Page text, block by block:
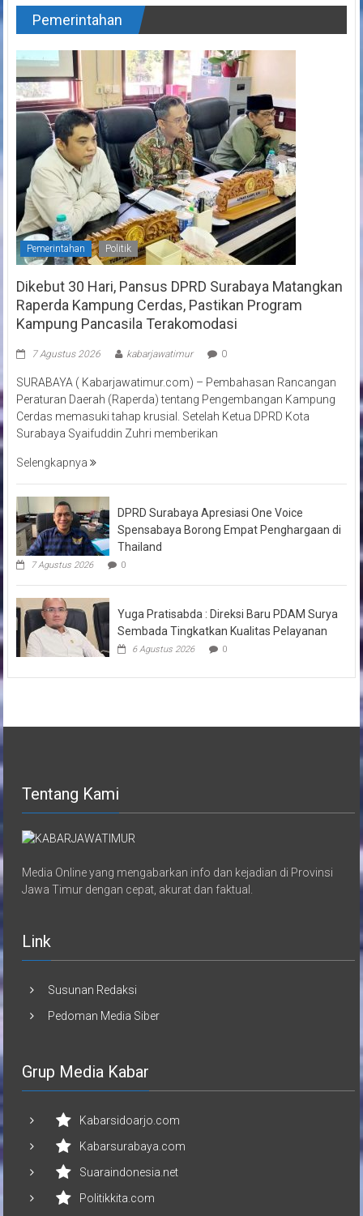
Pemerintahan
Pemerintahan Politik
Dikebut 30 Hari, Pansus DPRD Surabaya Matangkan
Raperda Kampung Cerdas, Pastikan Program
Kampung Pancasila Terakomodasi
7 Agustus 2026 kabarjawatimur 0
SURABAYA ( Kabarjawatimur.com) – Pembahasan Rancangan
Peraturan Daerah (Raperda) tentang Pengembangan Kampung
Cerdas memasuki tahap krusial. Setelah Ketua DPRD Kota
Surabaya Syaifuddin Zuhri memberikan
Selengkapnya
DPRD Surabaya Apresiasi One Voice
Spensabaya Borong Empat Penghargaan di
Thailand
7 Agustus 2026 0
Yuga Pratisabda : Direksi Baru PDAM Surya
Sembada Tingkatkan Kualitas Pelayanan
6 Agustus 2026 0
Tentang Kami
Media Online yang mengabarkan info dan kejadian di Provinsi
Jawa Timur dengan cepat, akurat dan faktual.
Link
Susunan Redaksi
Pedoman Media Siber
Grup Media Kabar
Kabarsidoarjo.com
Kabarsurabaya.com
Suaraindonesia.net
Politikkita.com